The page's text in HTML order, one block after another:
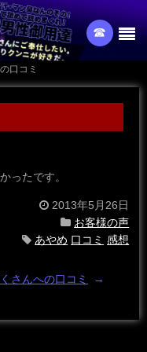
☎︎
口コミ
たです。
2013年5月26日
お客様の声
あやめ 口コミ 感想
さんへの口コミ →